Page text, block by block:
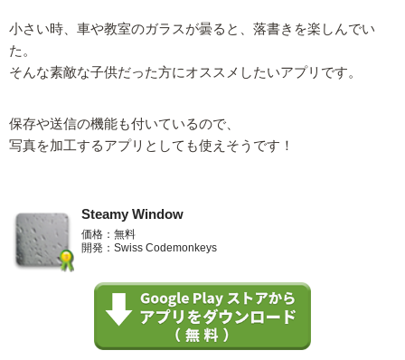
小さい時、車や教室のガラスが曇ると、落書きを楽しんでい
た。
そんな素敵な子供だった方にオススメしたいアプリです。
保存や送信の機能も付いているので、
写真を加工するアプリとしても使えそうです！
Steamy Window
価格：無料
開発：Swiss Codemonkeys